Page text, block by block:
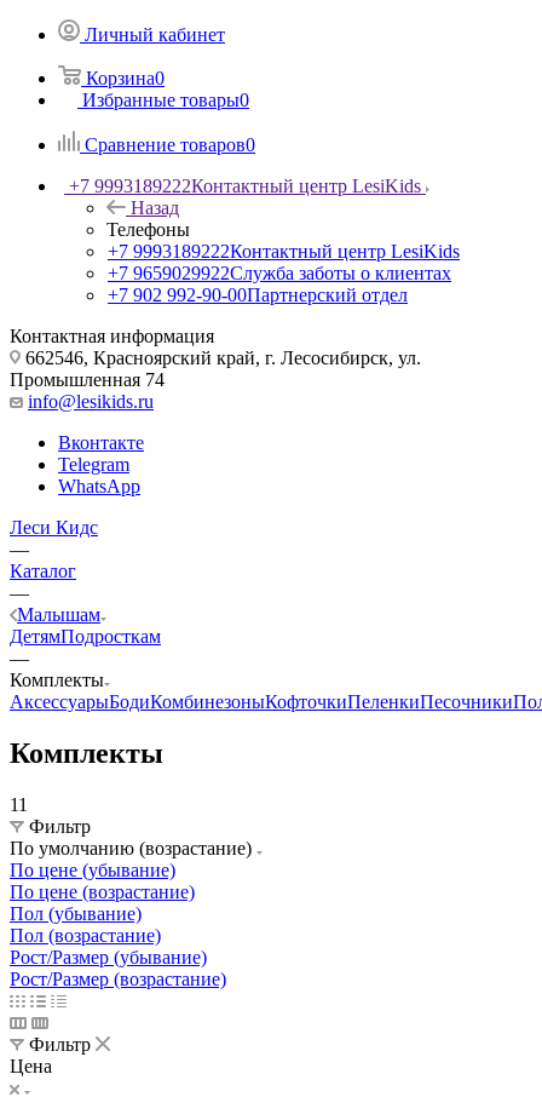
Личный кабинет
Корзина0
Избранные товары0
Сравнение товаров0
+7 9993189222Контактный центр LesiKids
Назад
Телефоны
+7 9993189222Контактный центр LesiKids
+7 9659029922Служба заботы о клиентах
+7 902 992-90-00Партнерский отдел
Контактная информация
662546, Красноярский край, г. Лесосибирск, ул.
Промышленная 74
info@lesikids.ru
Вконтакте
Telegram
WhatsApp
Леси Кидс
—
Каталог
—
Малышам
ДетямПодросткам
—
Комплекты
АксессуарыБодиКомбинезоныКофточкиПеленкиПесочники
Комплекты
11
Фильтр
По умолчанию (возрастание)
По цене (убывание)
По цене (возрастание)
Пол (убывание)
Пол (возрастание)
Рост/Размер (убывание)
Рост/Размер (возрастание)
Фильтр
Цена